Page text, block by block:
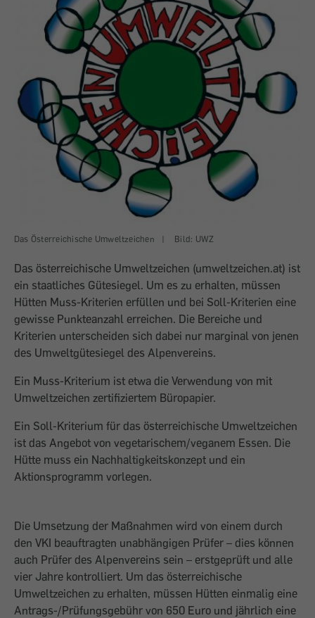
Das Österreichische Umweltzeichen | Bild: UWZ
Das österreichische Umweltzeichen (umweltzeichen.at) ist
ein staatliches Gütesiegel. Um es zu erhalten, müssen
Hütten Muss-Kriterien erfüllen und bei Soll-Kriterien eine
gewisse Punkteanzahl erreichen. Die Bereiche und
Kriterien unterscheiden sich dabei nur marginal von jenen
des Umweltgütesiegel des Alpenvereins.
Ein Muss-Kriterium ist etwa die Verwendung von mit
Umweltzeichen zertifiziertem Büropapier.
Ein Soll-Kriterium für das österreichische Umweltzeichen
ist das Angebot von vegetarischem/veganem Essen. Die
Hütte muss ein Nachhaltigkeitskonzept und ein
Aktionsprogramm vorlegen.
Die Umsetzung der Maßnahmen wird von einem durch
den VKI beauftragten unabhängigen Prüfer – dies können
auch Prüfer des Alpenvereins sein – erstgeprüft und alle
vier Jahre kontrolliert. Um das österreichische
Umweltzeichen zu erhalten, müssen Hütten einmalig eine
Antrags-/Prüfungsgebühr von 650 Euro und jährlich eine